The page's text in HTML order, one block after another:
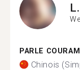
L.
PARLE
Chinois